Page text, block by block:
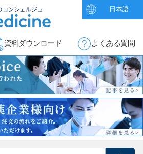
日本語
資料ダウンロード よくある質問